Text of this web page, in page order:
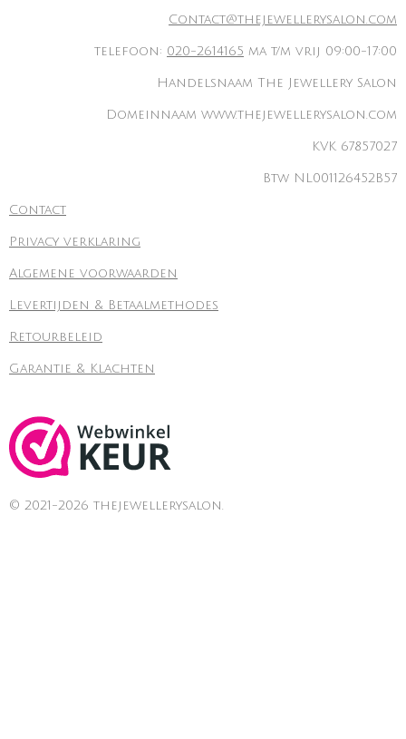
Contact@thejewellerysalon.com
telefoon: 020-2614165 ma t/m vrij 09:00-17:00
Handelsnaam The Jewellery Salon
Domeinnaam www.thejewellerysalon.com
KVK 67857027
Btw NL001126452B57
Contact
Privacy verklaring
Algemene voorwaarden
Levertijden & Betaalmethodes
Retourbeleid
Garantie & Klachten
© 2021-2026 thejewellerysalon.